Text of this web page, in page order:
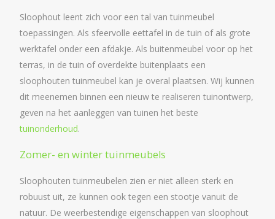
Sloophout leent zich voor een tal van tuinmeubel
toepassingen. Als sfeervolle eettafel in de tuin of als grote
werktafel onder een afdakje. Als buitenmeubel voor op het
terras, in de tuin of overdekte buitenplaats een
sloophouten tuinmeubel kan je overal plaatsen. Wij kunnen
dit meenemen binnen een nieuw te realiseren tuinontwerp,
geven na het aanleggen van tuinen het beste
tuinonderhoud.
Zomer- en winter tuinmeubels
Sloophouten tuinmeubelen zien er niet alleen sterk en
robuust uit, ze kunnen ook tegen een stootje vanuit de
natuur. De weerbestendige eigenschappen van sloophout